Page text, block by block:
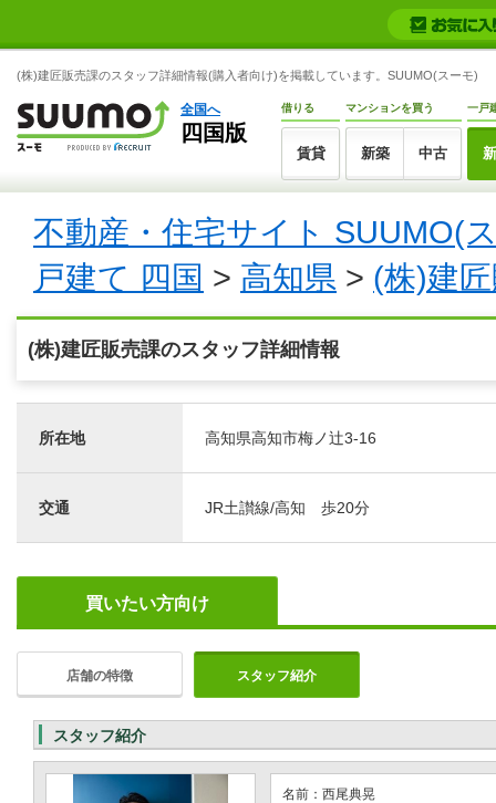
(株)建匠販売課のスタッフ詳細情報(購入者向け)を掲載しています。SUUMO(スーモ)
全国へ
四国版
借りる
賃貸
マンションを買う
新築 中古
一戸
不動産・住宅サイト SUUMO(
戸建て 四国 > 高知県 > (株)建
(株)建匠販売課のスタッフ詳細情報
所在地 高知県高知市梅ノ辻3-16
交通 JR土讃線/高知 歩20分
買いたい方向け
店舗の特徴 スタッフ紹介
スタッフ紹介
名前：西尾典晃